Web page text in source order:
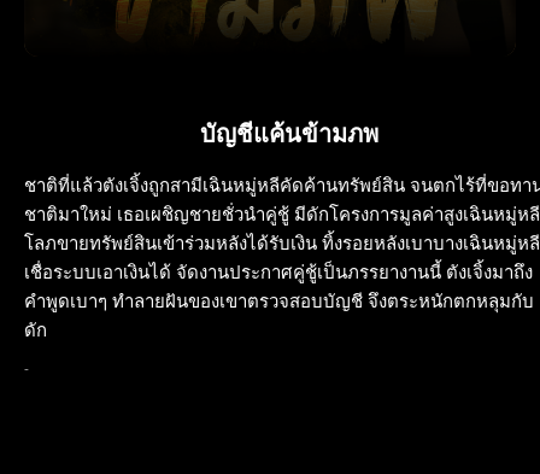
บัญชีแค้นข้ามภพ
ชาติที่แล้วตังเจิ้งถูกสามีเฉินหมู่หลีคัดค้านทรัพย์สิน จนตกไร้ที่ขอทา
ชาติมาใหม่ เธอเผชิญชายชั่วนำคู่ชู้ มีดักโครงการมูลค่าสูงเฉินหมู่หลี
โลภขายทรัพย์สินเข้าร่วมหลังได้รับเงิน ทิ้งรอยหลังเบาบางเฉินหมู่หลี
เชื่อระบบเอาเงินได้ จัดงานประกาศคู่ชู้เป็นภรรยางานนี้ ตังเจิ้งมาถึง
คำพูดเบาๆ ทำลายฝันของเขาตรวจสอบบัญชี จึงตระหนักตกหลุมกับ
ดัก
-